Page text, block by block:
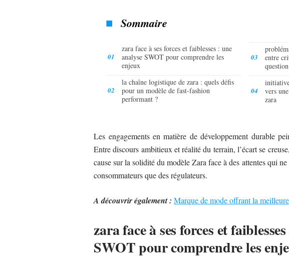
Sommaire
zara face à ses forces et faiblesses : une
analyse SWOT pour comprendre les
enjeux
la chaîne logistique de zara : quels défis
pour un modèle de fast-fashion
performant ?
entre
question
vers
zara
Les engagements en matière de développement durable
Entre discours ambitieux et réalité du terrain, l’écart se
cause sur la solidité du modèle Zara face à des attentes qui
consommateurs que des régulateurs.
A découvrir également : Marque de mode offrant la
zara face à ses forces et
SWOT pour comprendre les